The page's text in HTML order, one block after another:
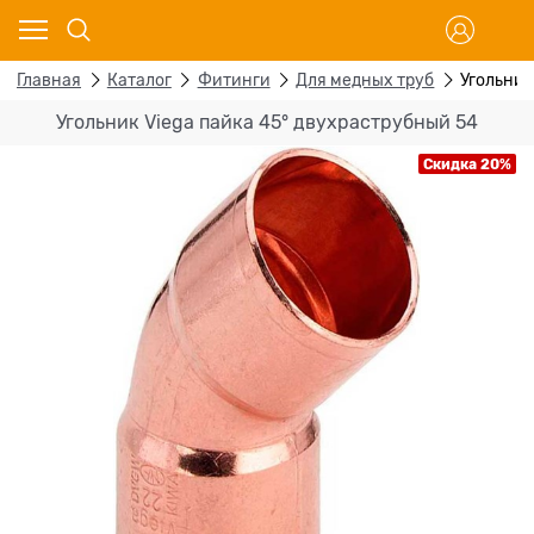
Главная Каталог Фитинги Для медных труб
Угольник Viega пайка 45° двухраструбный 54
Скидка 20%